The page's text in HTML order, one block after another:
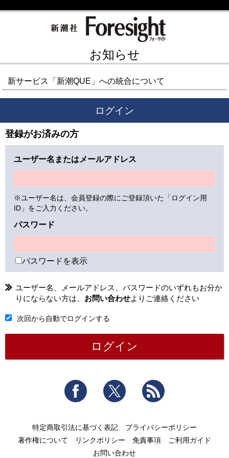
お知らせ
新サービス「新潮QUE」への統合について
ログイン
登録がお済みの方
ユーザー名またはメールアドレス
※ユーザー名は、会員登録の際にご登録頂いた「ログイン用
ID」をご入力ください。
パスワード
パスワードを表示
ユーザー名、メールアドレス、パスワードのいずれもお分か
りにならない方は、 お問い合わせよりご連絡ください
次回から自動でログインする
Facebook Twitter
特定商取引法に基づく表記
プライバシーポリシー
著作権について
リンクポリシー 免責事項
ご利用ガイド
お問い合わせ